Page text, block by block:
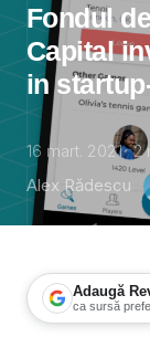
Fondul
Capital
in
16 mart. 2021 2
Alex Rădescu
Adaugă
ca sursă